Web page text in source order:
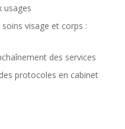
usages
visage et corps :
des services
protocoles en cabinet